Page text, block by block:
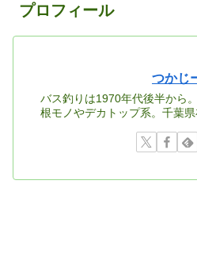
プロフィール
つかじ
バス釣りは1970年代後半から
根モノやデカトップ系。千葉県